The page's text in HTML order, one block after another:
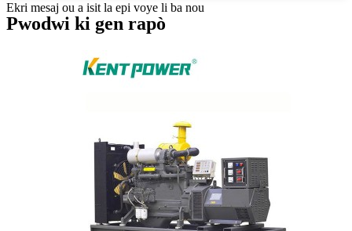
Ekri mesaj ou a isit la epi voye li ba nou
Pwodwi ki gen rapò